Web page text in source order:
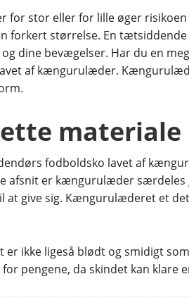
for stor eller for lille øger
forkert størrelse. En
dine bevægelser. Har du en
af kængurulæder.
materiale
fodboldsko lavet af
afsnit er kængurulæder
at give sig. Kængurulæderet et
er ikke ligeså blødt og smidigt
pengene, da skindet kan klare